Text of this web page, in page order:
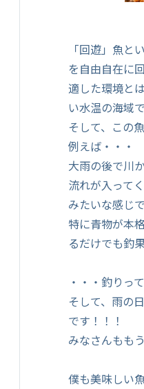
「回遊」魚
を自由自在に
適した環境と
い水温の海域
そして、この
例えば・・・
大雨の後で川
流れが入って
みたいな感じ
特に青物が本
るだけでも釣
・・・釣りっ
そして、雨の
です！！！
みなさんもも
僕も美味しい